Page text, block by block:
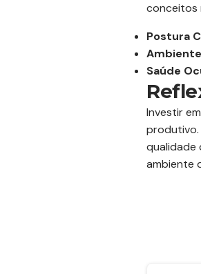
conceitos
Postura
Saúde
Investir
produtivo.
qualidade
ambiente